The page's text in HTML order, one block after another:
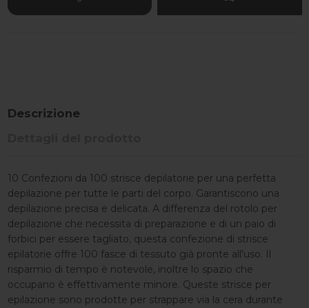
Descrizione
10 Confezioni da 100 strisce depilatorie per una perfetta
depilazione per tutte le parti del corpo. Garantiscono una
depilazione precisa e delicata. A differenza del rotolo per
depilazione che necessita di preparazione e di un paio di
forbici per essere tagliato, questa confezione di strisce
epilatorie offre 100 fasce di tessuto già pronte all'uso. Il
risparmio di tempo è notevole, inoltre lo spazio che
occupano è effettivamente minore. Queste strisce per
epilazione sono prodotte per strappare via la cera durante